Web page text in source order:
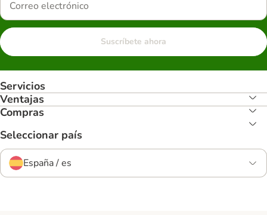
Suscríbete ahora
Servicios
Ventajas
Compras
Seleccionar país
España / es